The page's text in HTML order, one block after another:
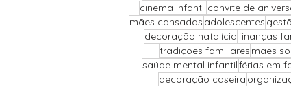
cinema infantil convite de
mães cansadas adolescentes
decoração natalíciafinanças
tradições familiares mães
saúde mental infantilférias em
decoração caseira